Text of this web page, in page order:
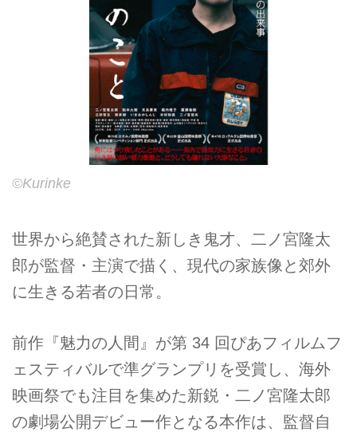
©Kurinke
世界から絶賛された新しき鬼才、二ノ宮隆太
郎が監督・主演で描く、現代の家族像と郊外
に生きる若者の日常。
前作『魅力の人間』が第 34 回ぴあフィルムフ
ェスティバルで準グランプリを受賞し、海外
映画祭でも注目を集めた新鋭・二ノ宮隆太郎
の劇場公開デビュー作となる本作は、監督自